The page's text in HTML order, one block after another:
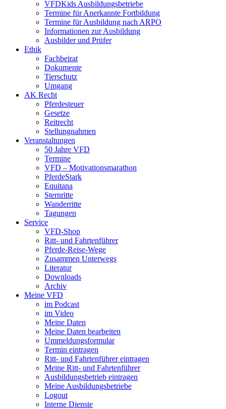
VFDKids Ausbildungsbetriebe
Termine für Anerkannte Fortbildung
Termine für Ausbildung nach ARPO
Informationen zur Ausbildung
Ausbilder und Prüfer
Ethik
Fachbeirat
Dokumente
Tierschutz
Umgang
AK Recht
Pferdesteuer
Gesetze
Reitrecht
Stellungnahmen
Veranstaltungen
50 Jahre VFD
Termine
VFD – Motivationsmarathon
PferdeStark
Equitana
Sternritte
Wanderritte
Tagungen
Service
VFD-Shop
Ritt- und Fahrtenführer
Pferde-Reise-Wege
Zusammen Unterwegs
Literatur
Downloads
Archiv
Meine VFD
im Podcast
im Video
Meine Daten
Meine Daten bearbeiten
Ummeldungsformular
Termin eintragen
Ritt- und Fahrtenführer eintragen
Meine Ritt- und Fahrtenführer
Ausbildungsbetrieb eintragen
Meine Ausbildungsbetriebe
Logout
Interne Dienste